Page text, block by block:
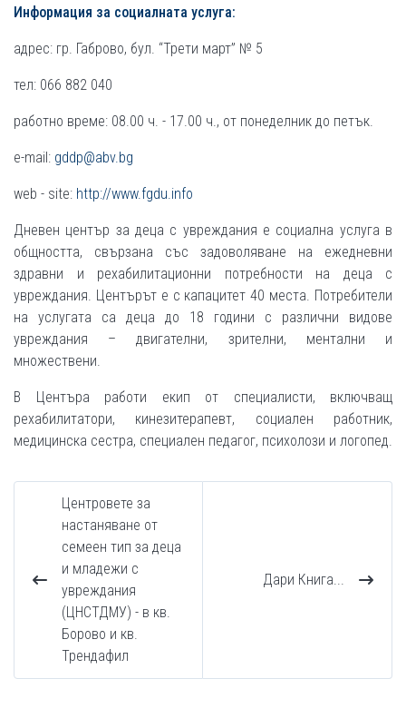
Информация за социалната услуга:
адрес: гр. Габрово, бул. “Трети март” № 5
тел: 066 882 040
работно време: 08.00 ч. - 17.00 ч., от понеделник до петък.
e-mail: gddp@abv.bg
web - site: http://www.fgdu.info
Дневен център за деца с увреждания е социална услуга в
общността, свързана със задоволяване на ежедневни
здравни и рехабилитационни потребности на деца с
увреждания. Центърът е с капацитет 40 места. Потребители
на услугата са деца до 18 години с различни видове
увреждания – двигателни, зрителни, ментални и
множествени.
В Центъра работи екип от специалисти, включващ
рехабилитатори, кинезитерапевт, социален работник,
медицинска сестра, специален педагог, психолози и логопед.
Центровете за
настаняване от
семеен тип за деца
и младежи с
увреждания
(ЦНСТДМУ) - в кв.
Борово и кв.
Трендафил
Дари Книга...